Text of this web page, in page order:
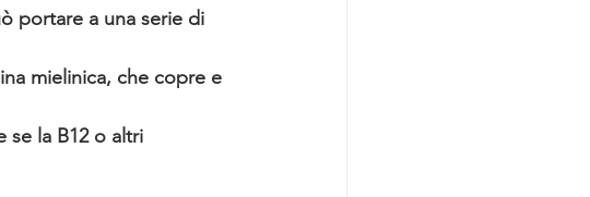
portare a una serie di
mielinica, che copre e
se la B12 o altri